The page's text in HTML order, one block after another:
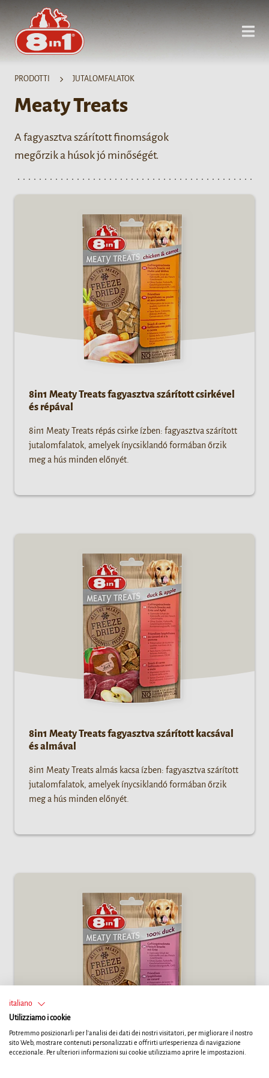
PRODOTTI JUTALOMFALATOK
Meaty Treats
A fagyasztva szárított finomságok
megőrzik a húsok jó minőségét.
8in1 Meaty Treats fagyasztva szárított csirkével
és répával
8in1 Meaty Treats répás csirke ízben: fagyasztva szárított
jutalomfalatok, amelyek ínycsiklandó formában őrzik
meg a hús minden előnyét.
8in1 Meaty Treats fagyasztva szárított kacsával
és almával
8in1 Meaty Treats almás kacsa ízben: fagyasztva szárított
jutalomfalatok, amelyek ínycsiklandó formában őrzik
meg a hús minden előnyét.
italiano
Utilizziamo i cookie
Potremmo posizionarli per l'analisi dei dati dei nostri visitatori, per migliorare il nostro
sito Web, mostrare contenuti personalizzati e offrirti un'esperienza di navigazione
eccezionale. Per ulteriori informazioni sui cookie utilizziamo aprire le impostazioni.